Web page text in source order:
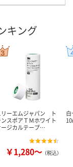
キング
リーエムジャパン ト
ンスポアＴＭホワイト
ージカルテープ…
￥1,280～ （税込）
白